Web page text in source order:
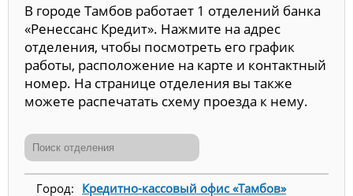
В городе Тамбов работает 1 отделений банка
«Ренессанс Кредит». Нажмите на адрес
отделения, чтобы посмотреть его график
работы, расположение на карте и контактный
номер. На странице отделения вы также
можете распечатать схему проезда к нему.
Кредитно-кассовый офис «Тамбов»